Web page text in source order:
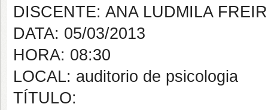
DISCENTE: ANA LUDMILA
DATA: 05/03/2013
HORA: 08:30
LOCAL: auditorio de psicologia
TÍTULO: